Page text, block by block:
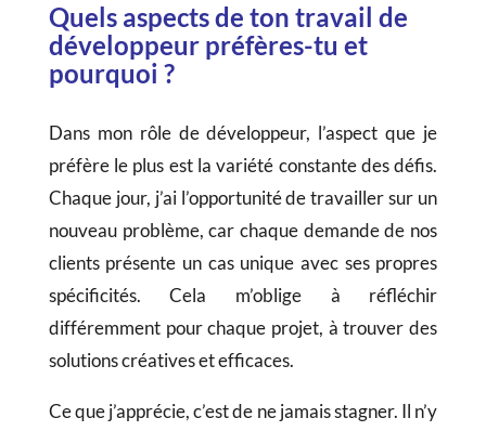
Quels aspects de ton travail de
développeur préfères-tu et
pourquoi ?
Dans mon rôle de développeur, l’aspect que je
préfère le plus est la variété constante des défis.
Chaque jour, j’ai l’opportunité de travailler sur un
nouveau problème, car chaque demande de nos
clients présente un cas unique avec ses propres
spécificités. Cela m’oblige à réfléchir
différemment pour chaque projet, à trouver des
solutions créatives et efficaces.
Ce que j’apprécie, c’est de ne jamais stagner. Il n’y